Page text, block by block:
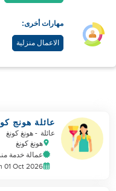
مهارات أخرى:
الاعمال منزلية
عائلة هونج
منزلي
عائلة - هونغ كونغ
هونغ كونغ
عمالة خدمة
01 Oct 2026